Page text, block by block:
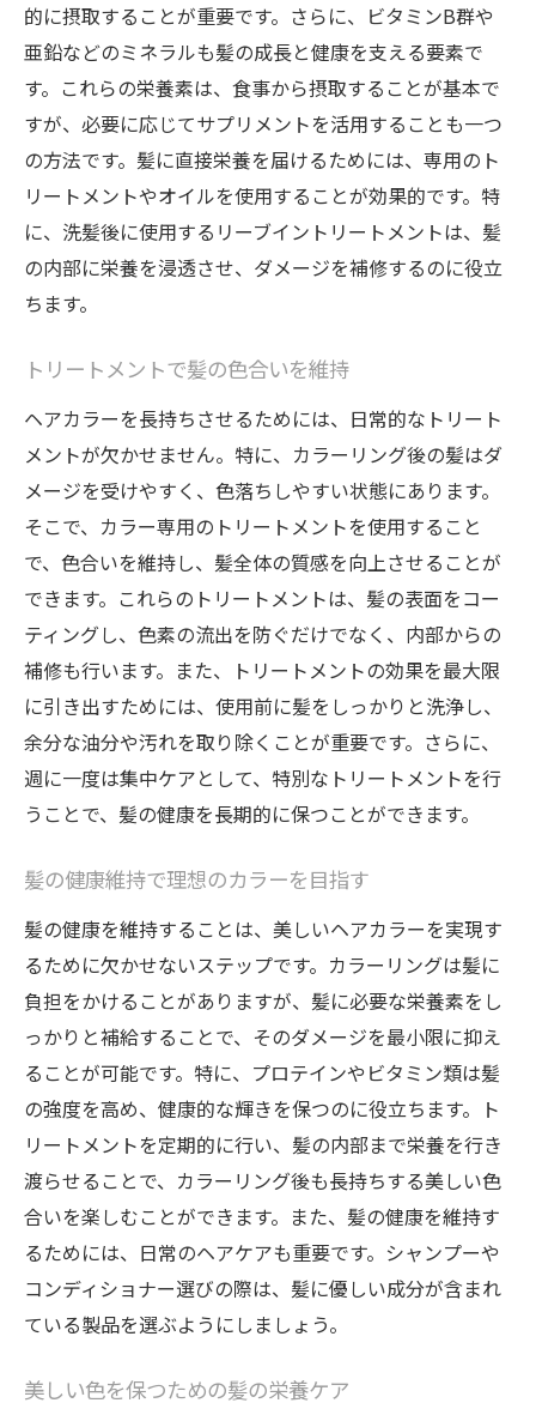
的に摂取することが重要です。さらに、ビタミンB群や
亜鉛などのミネラルも髪の成長と健康を支える要素で
す。これらの栄養素は、食事から摂取することが基本で
すが、必要に応じてサプリメントを活用することも一つ
の方法です。髪に直接栄養を届けるためには、専用のト
リートメントやオイルを使用することが効果的です。特
に、洗髪後に使用するリーブイントリートメントは、髪
の内部に栄養を浸透させ、ダメージを補修するのに役立
ちます。
トリートメントで髪の色合いを維持
ヘアカラーを長持ちさせるためには、日常的なトリート
メントが欠かせません。特に、カラーリング後の髪はダ
メージを受けやすく、色落ちしやすい状態にあります。
そこで、カラー専用のトリートメントを使用すること
で、色合いを維持し、髪全体の質感を向上させることが
できます。これらのトリートメントは、髪の表面をコー
ティングし、色素の流出を防ぐだけでなく、内部からの
補修も行います。また、トリートメントの効果を最大限
に引き出すためには、使用前に髪をしっかりと洗浄し、
余分な油分や汚れを取り除くことが重要です。さらに、
週に一度は集中ケアとして、特別なトリートメントを行
うことで、髪の健康を長期的に保つことができます。
髪の健康維持で理想のカラーを目指す
髪の健康を維持することは、美しいヘアカラーを実現す
るために欠かせないステップです。カラーリングは髪に
負担をかけることがありますが、髪に必要な栄養素をし
っかりと補給することで、そのダメージを最小限に抑え
ることが可能です。特に、プロテインやビタミン類は髪
の強度を高め、健康的な輝きを保つのに役立ちます。ト
リートメントを定期的に行い、髪の内部まで栄養を行き
渡らせることで、カラーリング後も長持ちする美しい色
合いを楽しむことができます。また、髪の健康を維持す
るためには、日常のヘアケアも重要です。シャンプーや
コンディショナー選びの際は、髪に優しい成分が含まれ
ている製品を選ぶようにしましょう。
美しい色を保つための髪の栄養ケア